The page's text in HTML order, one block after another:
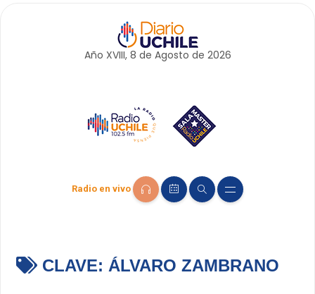
Año XVIII, 8 de Agosto de 2026
Radio en vivo
CLAVE: ÁLVARO ZAMBRANO